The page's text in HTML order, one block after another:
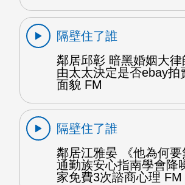
隔壁住了誰
鄰居邱彰 暗黑婚姻大
由太太決定是否ebay
面貌 FM
隔壁住了誰
鄰居江雅晏 《他為何
通勤族安心指南學會降
家免費3次諮商心理 FM